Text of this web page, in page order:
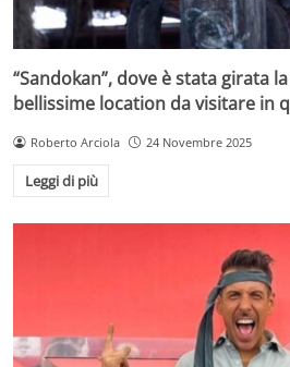
“Sandokan”, dove è stata girata
bellissime location da visitare in
Roberto Arciola 24 Novembre 2025
Leggi di più